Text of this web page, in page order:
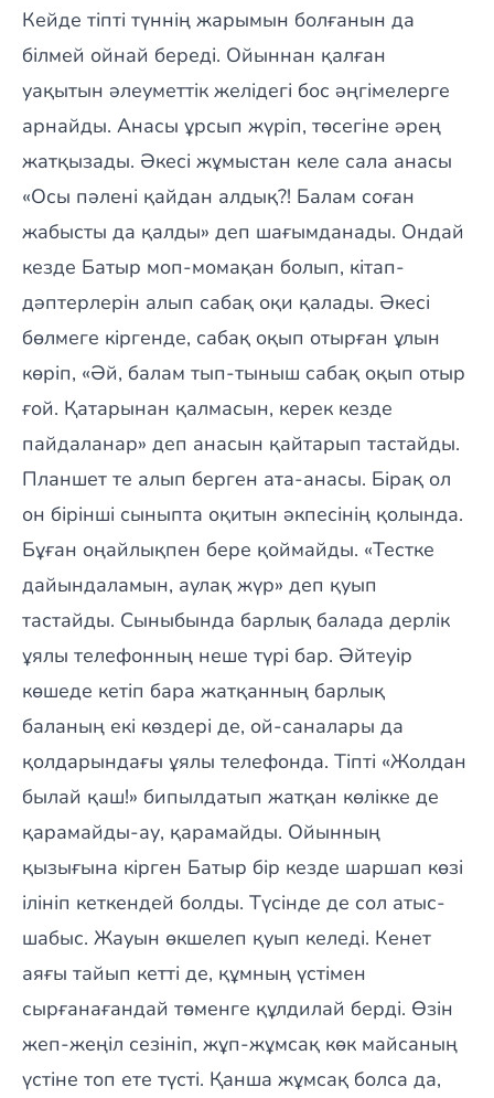
Кейде тіпті түннің жарымын болғанын да
білмей ойнай береді. Ойыннан қалған
уақытын әлеуметтік желідегі бос әңгімелерге
арнайды. Анасы ұрсып жүріп, төсегіне әрең
жатқызады. Әкесі жұмыстан келе сала анасы
«Осы пәлені қайдан алдық?! Балам соған
жабысты да қалды» деп шағымданады. Ондай
кезде Батыр моп-момақан болып, кітап-
дәптерлерін алып сабақ оқи қалады. Әкесі
бөлмеге кіргенде, сабақ оқып отырған ұлын
көріп, «Әй, балам тып-тыныш сабақ оқып отыр
ғой. Қатарынан қалмасын, керек кезде
пайдаланар» деп анасын қайтарып тастайды.
Планшет те алып берген ата-анасы. Бірақ ол
он бірінші сыныпта оқитын әкпесінің қолында.
Бұған оңайлықпен бере қоймайды. «Тестке
дайындаламын, аулақ жүр» деп қуып
тастайды. Сыныбында барлық балада дерлік
ұялы телефонның неше түрі бар. Әйтеуір
көшеде кетіп бара жатқанның барлық
баланың екі көздері де, ой-саналары да
қолдарындағы ұялы телефонда. Тіпті «Жолдан
былай қаш!» бипылдатып жатқан көлікке де
қарамайды-ау, қарамайды. Ойынның
қызығына кірген Батыр бір кезде шаршап көзі
ілініп кеткендей болды. Түсінде де сол атыс-
шабыс. Жауын өкшелеп қуып келеді. Кенет
аяғы тайып кетті де, құмның үстімен
сырғанағандай төменге құлдилай берді. Өзін
жеп-жеңіл сезініп, жұп-жұмсақ көк майсаның
үстіне топ ете түсті. Қанша жұмсақ болса да,